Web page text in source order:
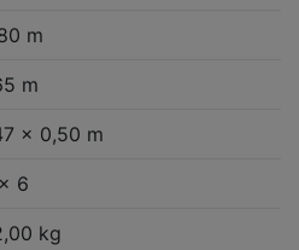
m
m
x 0,50 m
6
kg